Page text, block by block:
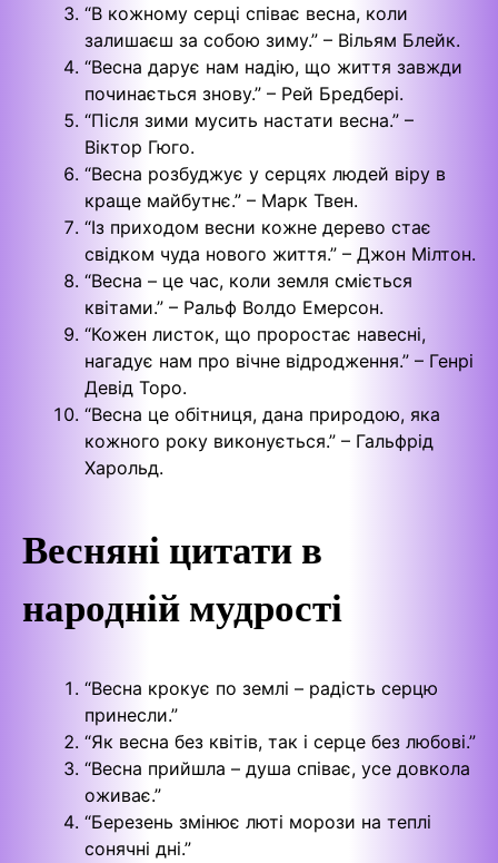
“В кожному серці співає весна, коли
залишаєш за собою зиму.” – Вільям Блейк.
“Весна дарує нам надію, що життя завжди
починається знову.” – Рей Бредбері.
“Після зими мусить настати весна.” –
Віктор Гюго.
“Весна розбуджує у серцях людей віру в
краще майбутнє.” – Марк Твен.
“Із приходом весни кожне дерево стає
свідком чуда нового життя.” – Джон Мілтон.
“Весна – це час, коли земля сміється
квітами.” – Ральф Волдо Емерсон.
“Кожен листок, що проростає навесні,
нагадує нам про вічне відродження.” – Генрі
Девід Торо.
“Весна це обітниця, дана природою, яка
кожного року виконується.” – Гальфрід
Харольд.
Весняні цитати в
народній мудрості
“Весна крокує по землі – радість серцю
принесли.”
“Як весна без квітів, так і серце без любові.”
“Весна прийшла – душа співає, усе довкола
оживає.”
“Березень змінює люті морози на теплі
сонячні дні.”